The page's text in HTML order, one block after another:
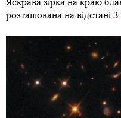
Яскрава зірка на краю
розташована на відстані 3